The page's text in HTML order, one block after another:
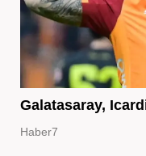
Galatasaray,
Haber7